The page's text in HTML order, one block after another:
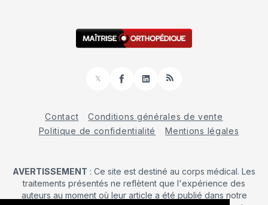
𝕏
FacebookLinkedInRSS
Contact
Conditions générales de vente
Politique de confidentialité
Mentions légales
AVERTISSEMENT : Ce site est destiné au corps médical. Les
traitements présentés ne reflètent que l'expérience des
auteurs au moment où leur article a été publié dans notre